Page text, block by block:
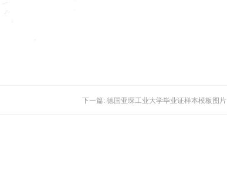
下一篇: 德国亚琛工业大学毕业证样本模板图片